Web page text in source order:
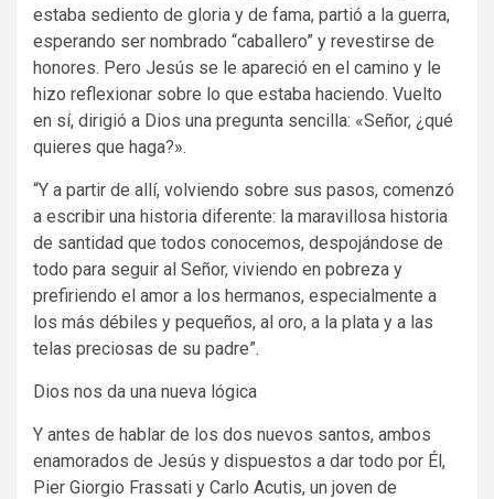
estaba sediento de gloria y de fama, partió a la guerra,
esperando ser nombrado “caballero” y revestirse de
honores. Pero Jesús se le apareció en el camino y le
hizo reflexionar sobre lo que estaba haciendo. Vuelto
en sí, dirigió a Dios una pregunta sencilla: «Señor, ¿qué
quieres que haga?».
“Y a partir de allí, volviendo sobre sus pasos, comenzó
a escribir una historia diferente: la maravillosa historia
de santidad que todos conocemos, despojándose de
todo para seguir al Señor, viviendo en pobreza y
prefiriendo el amor a los hermanos, especialmente a
los más débiles y pequeños, al oro, a la plata y a las
telas preciosas de su padre”.
Dios nos da una nueva lógica
Y antes de hablar de los dos nuevos santos, ambos
enamorados de Jesús y dispuestos a dar todo por Él,
Pier Giorgio Frassati y Carlo Acutis, un joven de